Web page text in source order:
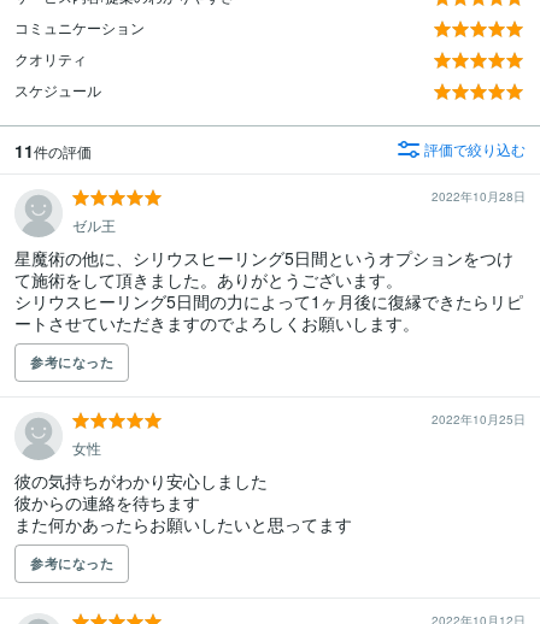
コミュニケーション
クオリティ
スケジュール
11件の評価 評価で絞り込む
2022年10月28日
ゼル王
星魔術の他に、シリウスヒーリング5日間というオプションをつけ
て施術をして頂きました。ありがとうございます。
シリウスヒーリング5日間の力によって1ヶ月後に復縁できたらリピ
ートさせていただきますのでよろしくお願いします。
参考になった
2022年10月25日
女性
彼の気持ちがわかり安心しました
彼からの連絡を待ちます
また何かあったらお願いしたいと思ってます
参考になった
2022年10月12日